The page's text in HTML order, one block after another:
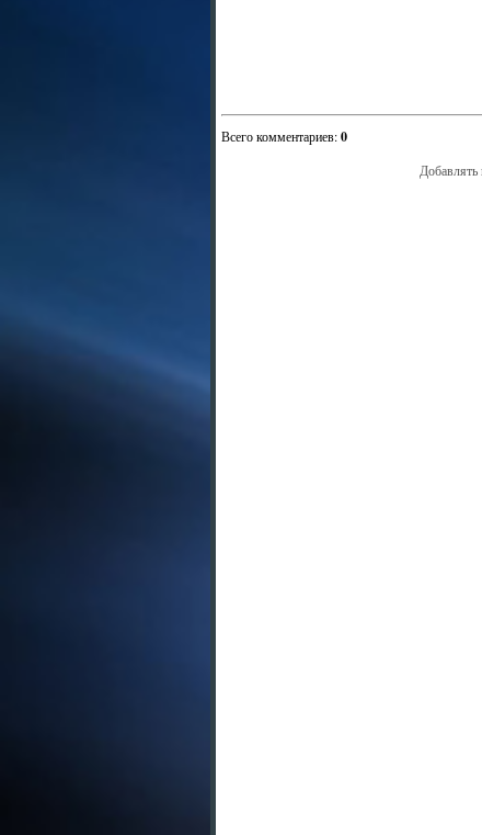
Всего комментариев:0
Добавлять